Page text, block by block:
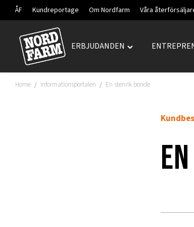
ÅF Kundreportage Om Nordfarm Våra
Hoppa
innehåll
ERBJUDANDEN
Toggle
menu
Home / Informationsportalen / En stenrik bonde